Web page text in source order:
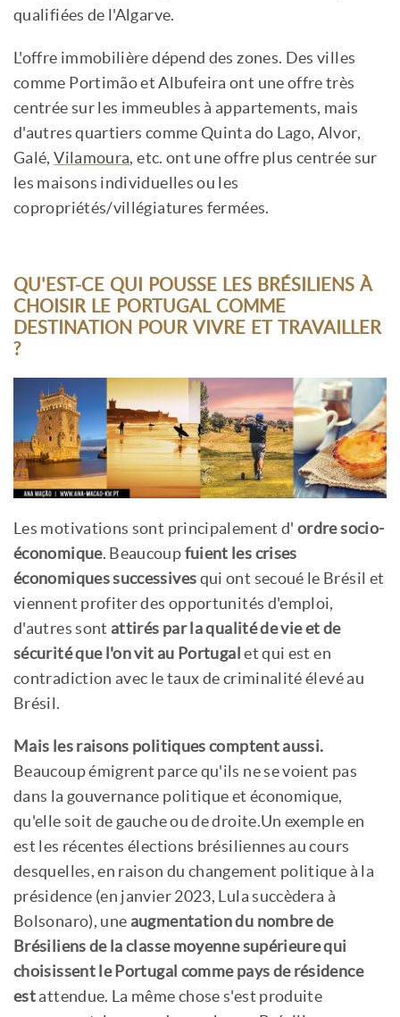
qualifiées de l'Algarve.
L'offre immobilière dépend des zones. Des villes
comme Portimão et Albufeira ont une offre très
centrée sur les immeubles à appartements, mais
d'autres quartiers comme Quinta do Lago, Alvor,
Galé,Vilamoura, etc. ont une offre plus centrée sur
les maisons individuelles ou les
copropriétés/villégiatures fermées.
QU'EST-CE QUI POUSSE LES BRÉSILIENS À
CHOISIR LE PORTUGAL COMME
DESTINATION POUR VIVRE ET TRAVAILLER
?
Les motivations sont principalement d'ordre socio-
économique. Beaucoup fuient les crises
économiques successives qui ont secoué le Brésil et
viennent profiter des opportunités d'emploi,
d'autres sont attirés par la qualité de vie et de
sécurité que l'on vit au Portugal et qui est en
contradiction avec le taux de criminalité élevé au
Brésil.
Mais les raisons politiques comptent aussi.
Beaucoup émigrent parce qu'ils ne se voient pas
dans la gouvernance politique et économique,
qu'elle soit de gauche ou de droite.Un exemple en
est les récentes élections brésiliennes au cours
desquelles, en raison du changement politique à la
présidence (en janvier 2023, Lula succèdera à
Bolsonaro), une augmentation du nombre de
Brésiliens de la classe moyenne supérieure qui
choisissent le Portugal comme pays de résidence
est attendue. La même chose s'est produite